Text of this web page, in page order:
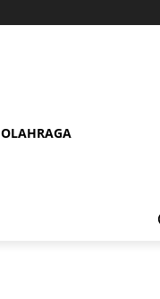
OLAHRAGA